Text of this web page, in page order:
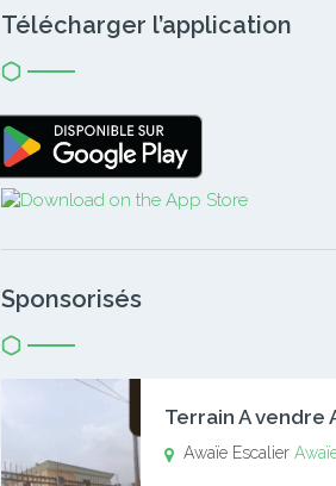
Télécharger l’application
Sponsorisés
Awaïe EscalierAwaïe